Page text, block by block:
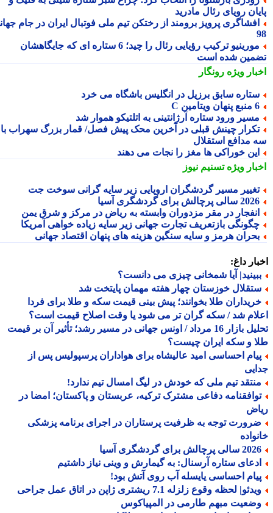
رویای رئال مادرید
پرویز برومند از رختکن تیم ملی فوتبال ایران در جام جهانی
مورینیو ترکیب رؤیایی رئال را چید؛ 6 ستاره ای که جایگاهشان
شده است
ویژهرونگار
سابق برزیل در انگلیس باشگاه می خرد
ورود ستاره آرژانتینی به اتلتیکو هموار شد
چینش قبلی در آخرین محک پیش فصل/ قمار بزرگ سهراب با
مدافع استقلال
خوراکی ها مغز را نجات می دهند
ویژهتسنیم نیوز
مسیر گردشگران اروپایی زیر سایه گرانی سوخت جت
سالی پرچالش برای گردشگری آسیا
در مقر مزدوران وابسته به ریاض در مرکز و شرق یمن
بازتعریف تجارت جهانی زیر سایه زیاده خواهی آمریکا
هرمز و سایه سنگین هزینه های پنهان اقتصاد جهانی
داغ:
آیا شمخانی چیزی می دانست؟
خوزستان چهار هفته مهمان پایتخت شد
طلا بخوانند؛ پیش بینی قیمت سکه و طلا برای فردا
شد / سکه گران تر می شود یا وقت اصلاح قیمت است؟
تحلیل بازار 16 مرداد / اونس جهانی در مسیر رشد؛ تأثیر آن بر قیمت
و سکه ایران چیست؟
احساسی امید عالیشاه برای هواداران پرسپولیس پس از
تیم ملی که خودش در لیگ امسال تیم ندارد!
دفاعی مشترک ترکیه، عربستان و پاکستان؛ امضا در
توجه به ظرفیت پرستاران در اجرای برنامه پزشکی
پرچالش برای گردشگری آسیا
ستاره آرسنال: به گیمارش و وینی نیاز داشتیم
احساسی یایسله آب روی آتش بود!
لحظه وقوع زلزله 7.1 ریشتری ژاپن در اتاق عمل جراحی
مبهم طارمی در المپیاکوس